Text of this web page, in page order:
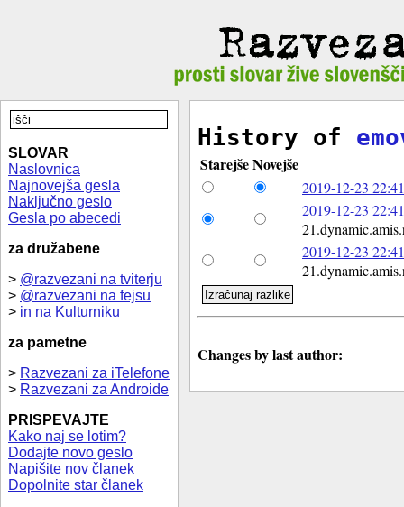
SLOVAR
Naslovnica
Najnovejša gesla
Naključno geslo
Gesla po abecedi
za družabene
> @razvezani na tviterju
> @razvezani na fejsu
> in na Kulturniku
za pametne
> Razvezani za iTelefone
> Razvezani za Androide
PRISPEVAJTE
Kako naj se lotim?
Dodajte novo geslo
Napišite nov članek
Dopolnite star članek
History of
StarejšeNovejše
2019-12-23
2019-12-23
2019-12-23
Changes by last author: